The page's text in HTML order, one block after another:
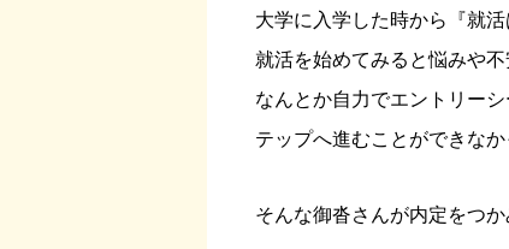
大学に入学した時から『就
就活を始めてみると悩みや不
なんとか自力でエントリー
テップへ進むことができなか
そんな御沓さんが内定をつ